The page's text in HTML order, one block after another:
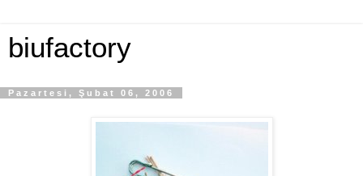
biufactory
Pazartesi, Şubat 06, 2006